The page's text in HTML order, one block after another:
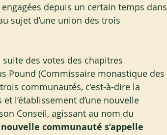
depuis un certain temps dans
sujet d’une union des trois
des votes des chapitres
Pound (Commissaire monastique des
communautés, c’est-à-dire la
l’établissement d’une nouvelle
Conseil, agissant au nom du
nouvelle communauté s’appelle